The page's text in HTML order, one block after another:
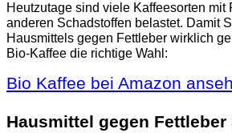
Heutzutage sind viele Kaffeesorten mit
anderen Schadstoffen belastet. Damit
Hausmittels gegen Fettleber wirklich
Bio-Kaffee die richtige Wahl:
Bio Kaffee bei Amazon
Hausmittel gegen Fettleber